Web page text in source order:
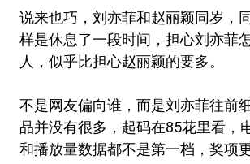
说来也巧，刘亦菲和赵丽颖同岁，
样是休息了一段时间，担心刘亦菲
人，似乎比担心赵丽颖的要多。
不是网友偏向谁，而是刘亦菲往前
品并没有很多，起码在85花里看，
和播放量数据都不是第一档，奖项